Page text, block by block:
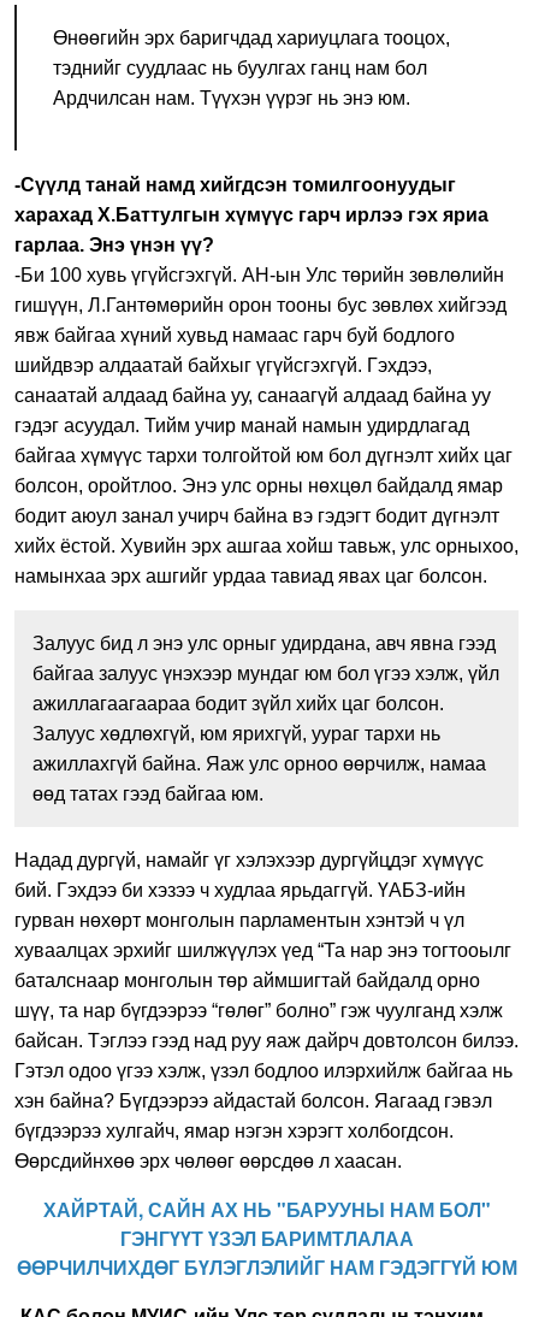
Өнөөгийн эрх баригчдад хариуцлага тооцох,
тэднийг суудлаас нь буулгах ганц нам бол
Ардчилсан нам. Түүхэн үүрэг нь энэ юм.
-Сүүлд танай намд хийгдсэн томилгоонуудыг
харахад Х.Баттулгын хүмүүс гарч ирлээ гэх яриа
гарлаа. Энэ үнэн үү?
-Би 100 хувь үгүйсгэхгүй. АН-ын Улс төрийн зөвлөлийн
гишүүн, Л.Гантөмөрийн орон тооны бус зөвлөх хийгээд
явж байгаа хүний хувьд намаас гарч буй бодлого
шийдвэр алдаатай байхыг үгүйсгэхгүй. Гэхдээ,
санаатай алдаад байна уу, санаагүй алдаад байна уу
гэдэг асуудал. Тийм учир манай намын удирдлагад
байгаа хүмүүс тархи толгойтой юм бол дүгнэлт хийх цаг
болсон, оройтлоо. Энэ улс орны нөхцөл байдалд ямар
бодит аюул занал учирч байна вэ гэдэгт бодит дүгнэлт
хийх ёстой. Хувийн эрх ашгаа хойш тавьж, улс орныхоо,
намынхаа эрх ашгийг урдаа тавиад явах цаг болсон.
Залуус бид л энэ улс орныг удирдана, авч явна гээд
байгаа залуус үнэхээр мундаг юм бол үгээ хэлж, үйл
ажиллагаагаараа бодит зүйл хийх цаг болсон.
Залуус хөдлөхгүй, юм ярихгүй, уураг тархи нь
ажиллахгүй байна. Яаж улс орноо өөрчилж, намаа
өөд татах гээд байгаа юм.
Надад дургүй, намайг үг хэлэхээр дургүйцдэг хүмүүс
бий. Гэхдээ би хэзээ ч худлаа ярьдаггүй. ҮАБЗ-ийн
гурван нөхөрт монголын парламентын хэнтэй ч үл
хуваалцах эрхийг шилжүүлэх үед “Та нар энэ тогтооылг
баталснаар монголын төр аймшигтай байдалд орно
шүү, та нар бүгдээрээ “гөлөг” болно” гэж чуулганд хэлж
байсан. Тэглээ гээд над руу яаж дайрч довтолсон билээ.
Гэтэл одоо үгээ хэлж, үзэл бодлоо илэрхийлж байгаа нь
хэн байна? Бүгдээрээ айдастай болсон. Яагаад гэвэл
бүгдээрээ хулгайч, ямар нэгэн хэрэгт холбогдсон.
Өөрсдийнхөө эрх чөлөөг өөрсдөө л хаасан.
ХАЙРТАЙ, САЙН АХ НЬ "БАРУУНЫ НАМ БОЛ"
ГЭНГҮҮТ ҮЗЭЛ БАРИМТЛАЛАА
ӨӨРЧИЛЧИХДӨГ БҮЛЭГЛЭЛИЙГ НАМ ГЭДЭГГҮЙ ЮМ